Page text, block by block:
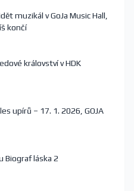
muzikál v GoJa Music Hall,
končí
království v HDK
upírů – 17. 1. 2026, GOJA
Biograf láska 2